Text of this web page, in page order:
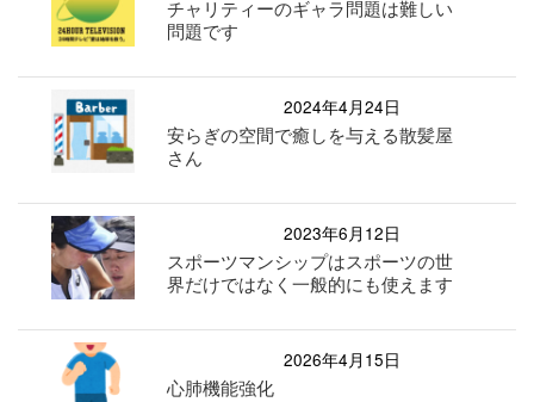
チャリティーのギャラ問題は難しい
問題です
2024年4月24日
安らぎの空間で癒しを与える散髪屋
さん
2023年6月12日
スポーツマンシップはスポーツの世
界だけではなく一般的にも使えます
2026年4月15日
心肺機能強化